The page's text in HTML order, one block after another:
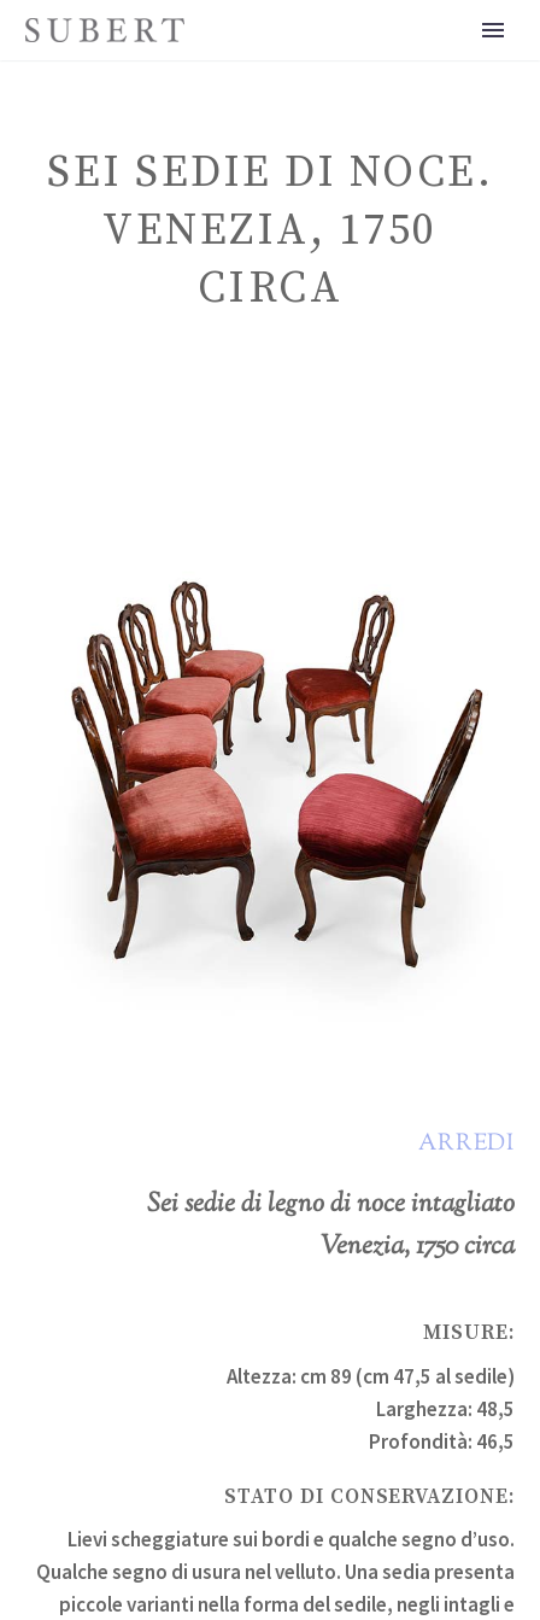
ITALIANO
SEI SEDIE DI NOCE.
VENEZIA, 1750
CIRCA
ARREDI
Sei sedie di legno di noce intagliato
Venezia, 1750 circa
MISURE:
Altezza: cm 89 (cm 47,5 al sedile)
Larghezza: 48,5
Profondità: 46,5
STATO DI CONSERVAZIONE:
Lievi scheggiature sui bordi e qualche segno d’uso.
Qualche segno di usura nel velluto. Una sedia presenta
piccole varianti nella forma del sedile, negli intagli e